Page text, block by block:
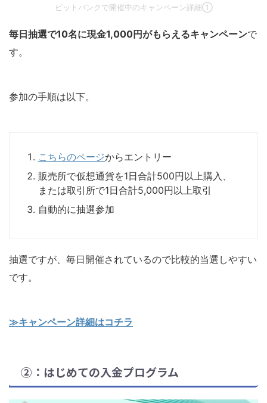
ビットバンクで開催中のキャンペーン詳細①
毎日抽選で10名に現金1,000円がもらえるキャンペーンで
す。
参加の手順は以下。
こちらのページからエントリー
販売所で仮想通貨を1日合計500円以上購入、
または取引所で1日合計5,000円以上取引
自動的に抽選参加
抽選ですが、毎日開催されているので比較的当選しやすい
です。
≫キャンペーン詳細はコチラ
②：はじめての入金プログラム